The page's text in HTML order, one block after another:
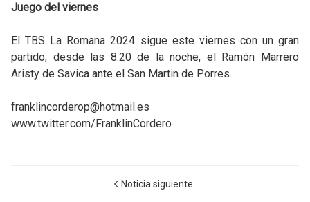
Juego del viernes
El TBS La Romana 2024 sigue este viernes con un gran
partido, desde las 8:20 de la noche, el Ramón Marrero
Aristy de Savica ante el San Martin de Porres.
franklincorderop@hotmail.es
www.twitter.com/FranklinCordero
Noticia siguiente